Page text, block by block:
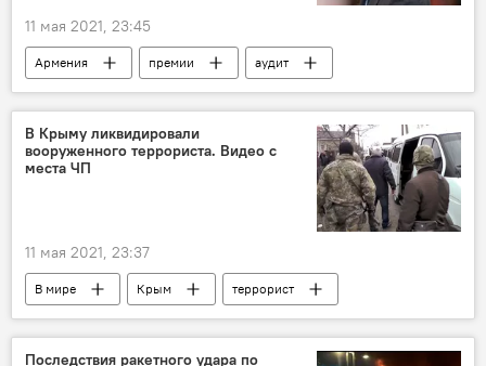
11 мая 2021, 23:45
Армения премии
аудит
зарплата
Премьер
В Крыму ликвидировали
вооруженного террориста. Видео с
места ЧП
11 мая 2021, 23:37
В мире Крым террорист
Последствия ракетного удара по